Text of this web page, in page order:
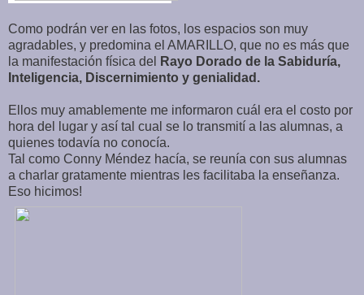
Como podrán ver en las fotos, los espacios son muy
agradables, y predomina el AMARILLO, que no es más que
la manifestación física del
Rayo Dorado de la Sabiduría,
Inteligencia, Discernimiento y genialidad.
Ellos muy amablemente me informaron cuál era el costo por
hora del lugar y así tal cual se lo transmití a las alumnas, a
quienes todavía no conocía.
Tal como Conny Méndez hacía, se reunía con sus alumnas
a charlar gratamente mientras les facilitaba la enseñanza.
Eso hicimos!